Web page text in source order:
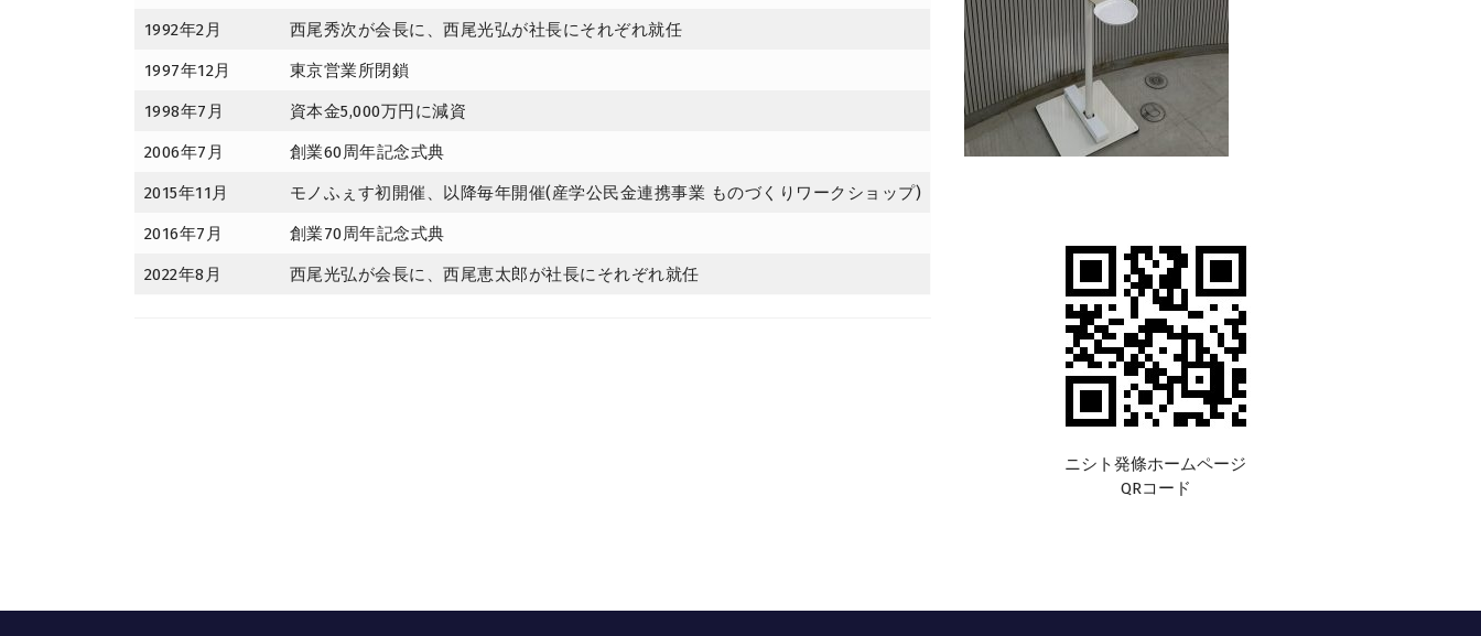
1992年2月 西尾秀次が会長に、西尾光弘が社長にそれぞれ就任
1997年12月 東京営業所閉鎖
1998年7月 資本金5,000万円に減資
2006年7月 創業60周年記念式典
2015年11月 モノふぇす初開催、以降毎年開催(産学公民金連携事業 ものづくりワークショップ)
2016年7月 創業70周年記念式典
2022年8月 西尾光弘が会長に、西尾恵太郎が社長にそれぞれ就任
ニシト発條ホームページ
QRコード